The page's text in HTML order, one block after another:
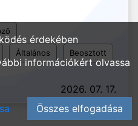
Általános Beosztott
2026. 07. 17.
érdekében
információkért olvassa
Összes elfogadása